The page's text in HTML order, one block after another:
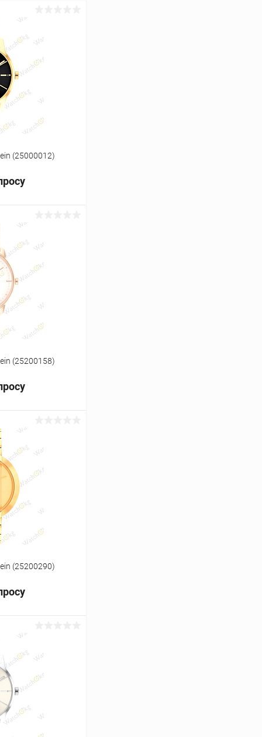
(25000012)
цену
Сравнение
Под заказ
(25200158)
цену
Сравнение
Под заказ
(25200290)
цену
Сравнение
Под заказ